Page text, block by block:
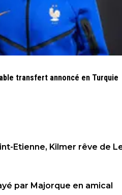
transfert annoncé en Turquie
Etienne, Kilmer rêve de
par Majorque en amical